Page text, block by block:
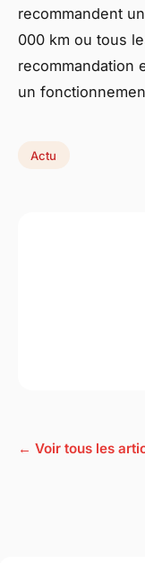
recommandent
000 km ou tous
recommandation
un
Actu
← Voir tous les